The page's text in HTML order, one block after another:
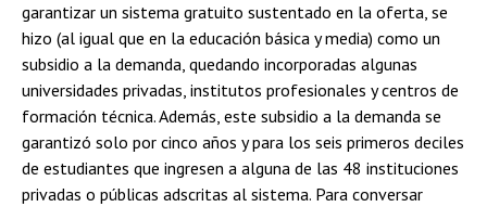
garantizar un sistema gratuito sustentado en la oferta, se
hizo (al igual que en la educación básica y media) como un
subsidio a la demanda, quedando incorporadas algunas
universidades privadas, institutos profesionales y centros de
formación técnica. Además, este subsidio a la demanda se
garantizó solo por cinco años y para los seis primeros deciles
de estudiantes que ingresen a alguna de las 48 instituciones
privadas o públicas adscritas al sistema. Para conversar